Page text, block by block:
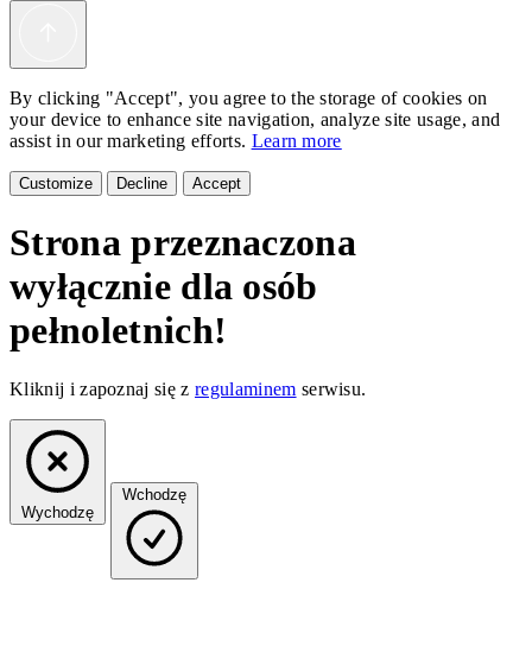
By clicking "Accept", you agree to the storage of cookies on
your device to enhance site navigation, analyze site usage, and
assist in our marketing efforts. Learn more
Customize Decline Accept
Strona przeznaczona
wyłącznie dla osób
pełnoletnich!
Kliknij i zapoznaj się zregulaminem serwisu.
Wychodzę
Wchodzę